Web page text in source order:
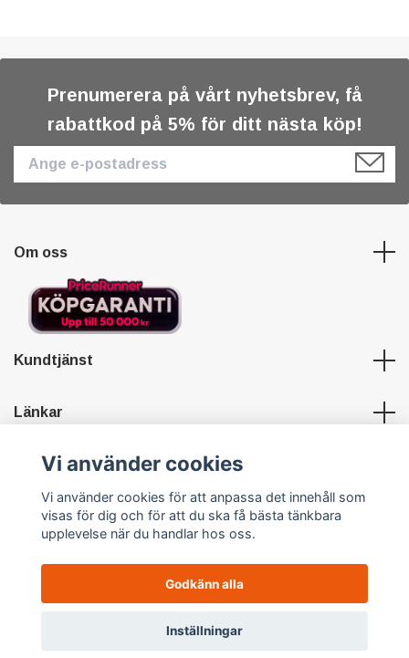
Prenumerera på vårt nyhetsbrev, få
rabattkod på 5% för ditt nästa köp!
Om oss
Kundtjänst
Länkar
Sociala medier
© 2026 HypersportsPowered by Quickbutik
Vi använder cookies
Vi använder cookies för att anpassa det innehåll som
visas för dig och för att du ska få bästa tänkbara
upplevelse när du handlar hos oss.
Godkänn alla
Inställningar